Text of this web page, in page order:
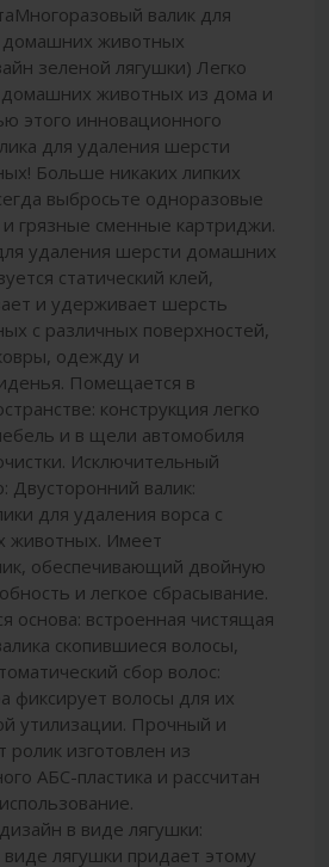
валик для
животных
зеленой лягушки) Легко
животных из дома и
этого инновационного
для удаления шерсти
Больше никаких липких
выбросьте одноразовые
грязные сменные картриджи.
удаления шерсти домашних
статический клей,
и удерживает шерсть
с различных поверхностей,
одежду и
Помещается в
конструкция легко
и в щели автомобиля
Исключительный
Двусторонний валик:
для удаления ворса с
животных. Имеет
обеспечивающий двойную
и легкое сбрасывание.
встроенная чистящая
скопившиеся волосы,
сбор волос:
фиксирует волосы для их
утилизации. Прочный и
ролик изготовлен из
АБС-пластика и рассчитан
в виде лягушки:
лягушки придает этому